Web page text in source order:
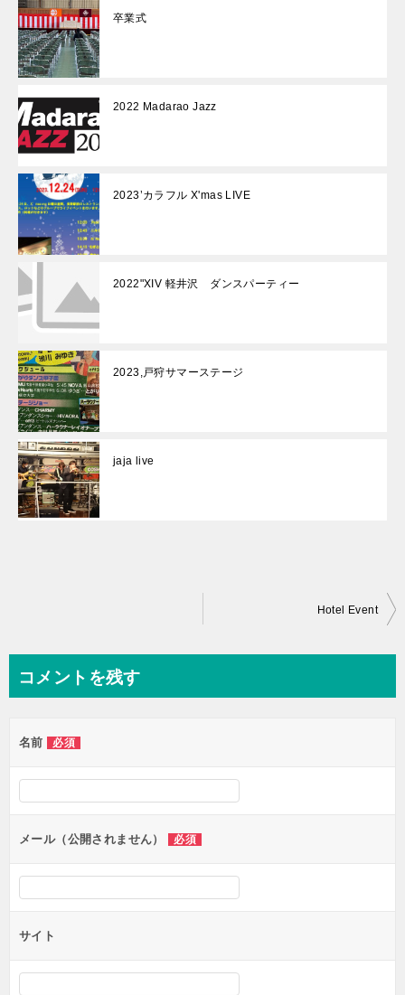
卒業式
2022 Madarao Jazz
2023’カラフル X'mas LIVE
2022"XIV 軽井沢 ダンスパーティー
2023,戸狩サマーステージ
jaja live
ビ
ー
シ
ン
Hotel Event
コメントを残す
名前 必須
メール（公開されません） 必須
サイト